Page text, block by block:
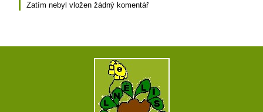
Zatím nebyl vložen žádný komentář